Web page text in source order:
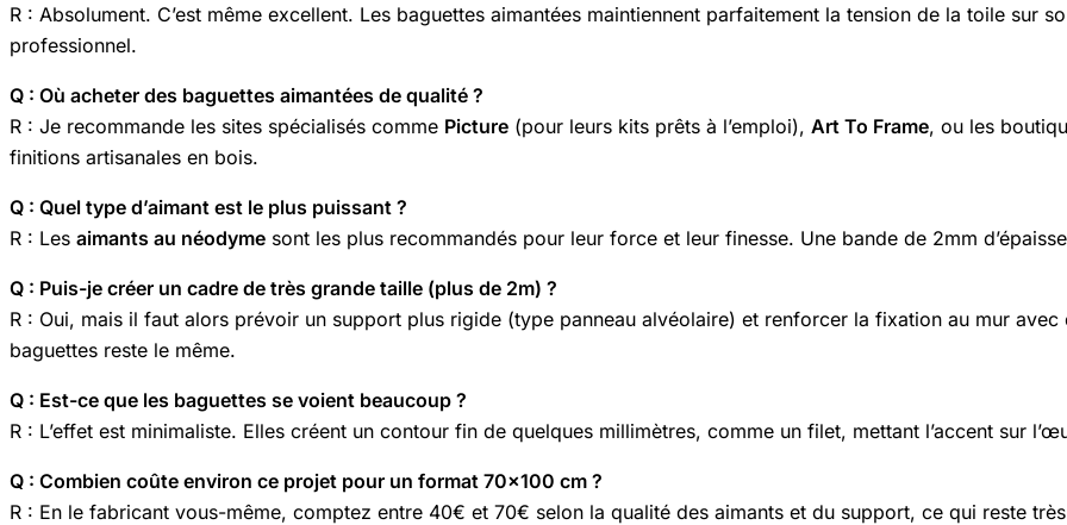
R : Absolument. C’est même excellent. Les baguettes aimantées maintiennent parfaitement la tension de la toile sur
professionnel.
Q : Où acheter des baguettes aimantées de qualité ?
R : Je recommande les sites spécialisés comme Picture (pour leurs kits prêts à l’emploi), Art To Frame, ou les
finitions artisanales en bois.
Q : Quel type d’aimant est le plus puissant ?
R : Les aimants au néodyme sont les plus recommandés pour leur force et leur finesse. Une bande de 2mm
Q : Puis-je créer un cadre de très grande taille (plus de 2m) ?
R : Oui, mais il faut alors prévoir un support plus rigide (type panneau alvéolaire) et renforcer la fixation au mur
baguettes reste le même.
Q : Est-ce que les baguettes se voient beaucoup ?
R : L’effet est minimaliste. Elles créent un contour fin de quelques millimètres, comme un filet, mettant l’accent sur
Q : Combien coûte environ ce projet pour un format 70×100 cm ?
R : En le fabricant vous-même, comptez entre 40€ et 70€ selon la qualité des aimants et du support, ce qui reste